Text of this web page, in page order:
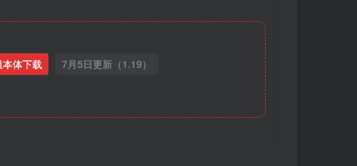
本体下载 7月5日更新（1.19）